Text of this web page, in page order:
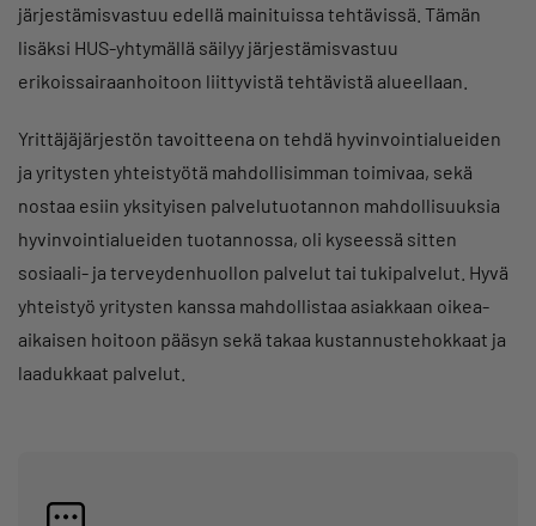
järjestämisvastuu edellä mainituissa tehtävissä. Tämän
lisäksi HUS-yhtymällä säilyy järjestämisvastuu
erikoissairaanhoitoon liittyvistä tehtävistä alueellaan.
Yrittäjäjärjestön tavoitteena on tehdä hyvinvointialueiden
ja yritysten yhteistyötä mahdollisimman toimivaa, sekä
nostaa esiin yksityisen palvelutuotannon mahdollisuuksia
hyvinvointialueiden tuotannossa, oli kyseessä sitten
sosiaali- ja terveydenhuollon palvelut tai tukipalvelut. Hyvä
yhteistyö yritysten kanssa mahdollistaa asiakkaan oikea-
aikaisen hoitoon pääsyn sekä takaa kustannustehokkaat ja
laadukkaat palvelut.